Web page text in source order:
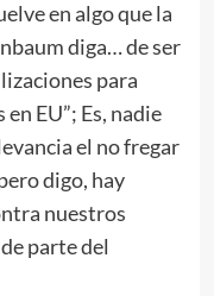
en algo que la
diga… de ser
para
EU”; Es, nadie
el no fregar
digo, hay
nuestros
parte del